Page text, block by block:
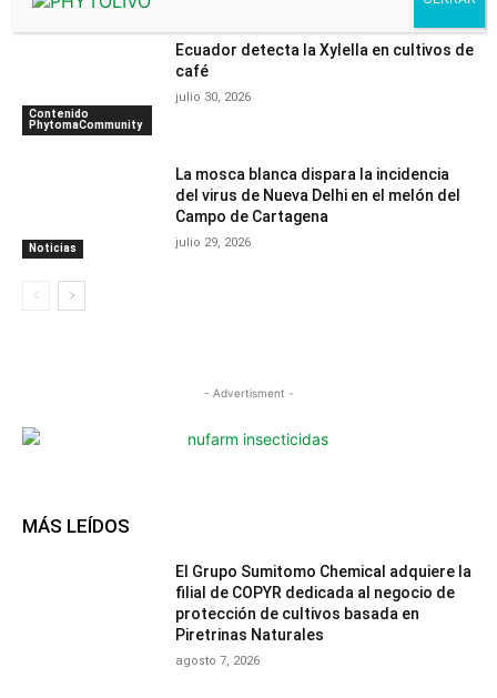
Contenido
PhytomaCommunity
Ecuador detecta la Xylella en cultivos de
café
julio 30, 2026
Noticias
La mosca blanca dispara la incidencia
del virus de Nueva Delhi en el melón del
Campo de Cartagena
julio 29, 2026
- Advertisment -
MÁS LEÍDOS
El Grupo Sumitomo Chemical adquiere la
filial de COPYR dedicada al negocio de
protección de cultivos basada en
Piretrinas Naturales
agosto 7, 2026